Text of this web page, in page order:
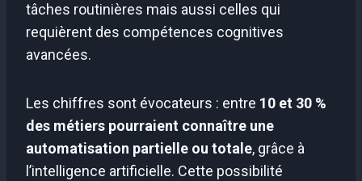
tâches routinières mais aussi celles qui
requièrent des compétences cognitives
avancées.
Les chiffres sont évocateurs : entre 10 et 30 %
des métiers pourraient connaître une
automatisation partielle ou totale, grâce à
l’intelligence artificielle. Cette possibilité